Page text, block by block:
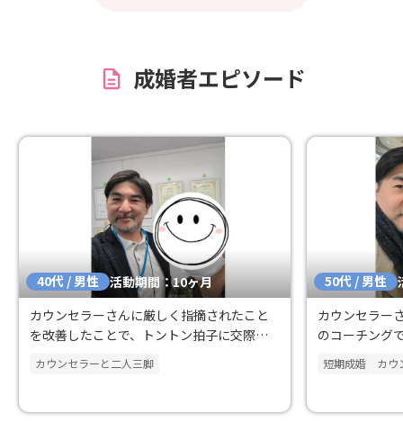
成婚者エピソード
40代 / 男性 活動期間：10ヶ月
カウンセラーさんに厳しく指摘されたこと
を改善したことで、トントン拍子に交際が
進みました。
カウンセラーと二人三脚
50代 / 男性
カウンセラー
のコーチング
生が輝きます
短期成婚 カウ